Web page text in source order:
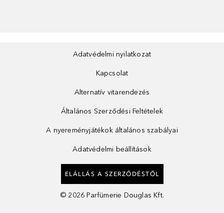
Adatvédelmi nyilatkozat
Kapcsolat
Alternatív vitarendezés
Általános Szerződési Feltételek
A nyereményjátékok általános szabályai
Adatvédelmi beállítások
ELÁLLÁS A SZERZŐDÉSTŐL
© 2026 Parfümerie Douglas Kft.